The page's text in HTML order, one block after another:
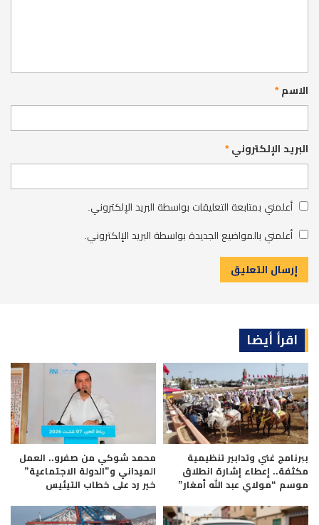
الاسم*
البريد الإلكتروني*
أعلمني بمتابعة التعليقات بواسطة البريد الإلكتروني.
أعلمني بالمواضيع الجديدة بواسطة البريد الإلكتروني.
اقرأ أيضا
ببرنامج غني وتدابير تنظيمية
مكثفة.. إعطاء إشارة انطلاق
موسم “مولاي عبد الله أمغار”
محمد شوكي من صفرو.. العمل
الميداني و”الدولة الاجتماعية”
خير رد على خطاب التيئيس